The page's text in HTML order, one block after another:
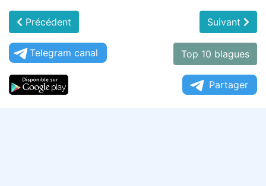
Précédent Suivant
Telegram canal Top 10 blagues
Partager